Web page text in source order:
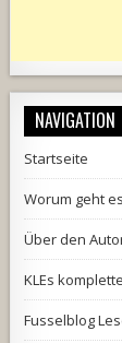
NAVIGATION
Startseite
Worum geht
Über den
KLEs
Fusselblog